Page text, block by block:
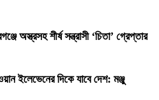
অস্ত্রসহ শীর্ষ সন্ত্রাসী ‘চিতা’ গ্রেপ্তার
ইলেভেনের দিকে যাবে দেশ: মঞ্জু